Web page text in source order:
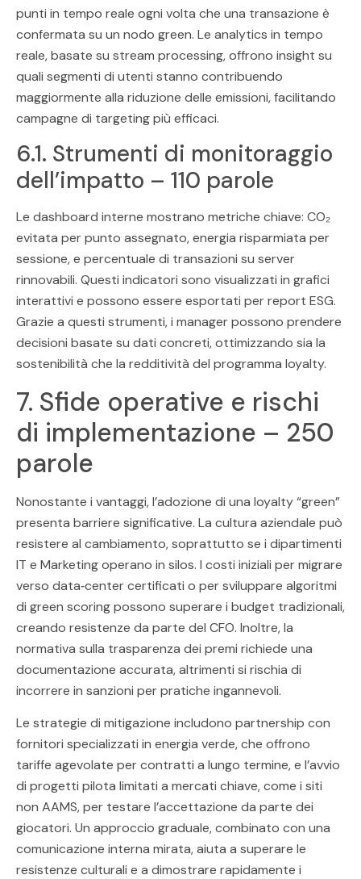
punti in tempo reale ogni volta che una transazione è
confermata su un nodo green. Le analytics in tempo
reale, basate su stream processing, offrono insight su
quali segmenti di utenti stanno contribuendo
maggiormente alla riduzione delle emissioni, facilitando
campagne di targeting più efficaci.
6.1. Strumenti di monitoraggio
dell’impatto – 110 parole
Le dashboard interne mostrano metriche chiave: CO₂
evitata per punto assegnato, energia risparmiata per
sessione, e percentuale di transazioni su server
rinnovabili. Questi indicatori sono visualizzati in grafici
interattivi e possono essere esportati per report ESG.
Grazie a questi strumenti, i manager possono prendere
decisioni basate su dati concreti, ottimizzando sia la
sostenibilità che la redditività del programma loyalty.
7. Sfide operative e rischi
di implementazione – 250
parole
Nonostante i vantaggi, l’adozione di una loyalty “green”
presenta barriere significative. La cultura aziendale può
resistere al cambiamento, soprattutto se i dipartimenti
IT e Marketing operano in silos. I costi iniziali per migrare
verso data‑center certificati o per sviluppare algoritmi
di green scoring possono superare i budget tradizionali,
creando resistenze da parte del CFO. Inoltre, la
normativa sulla trasparenza dei premi richiede una
documentazione accurata, altrimenti si rischia di
incorrere in sanzioni per pratiche ingannevoli.
Le strategie di mitigazione includono partnership con
fornitori specializzati in energia verde, che offrono
tariffe agevolate per contratti a lungo termine, e l’avvio
di progetti pilota limitati a mercati chiave, come i siti
non AAMS, per testare l’accettazione da parte dei
giocatori. Un approccio graduale, combinato con una
comunicazione interna mirata, aiuta a superare le
resistenze culturali e a dimostrare rapidamente i